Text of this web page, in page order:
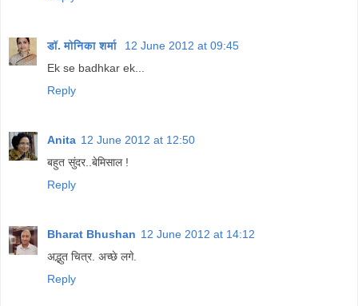
डॉ. मोनिका शर्मा
12 June 2012 at 09:45
Ek se badhkar ek...
Reply
Anita 12 June 2012 at 12:50
बहुत सुंदर..बेमिसाल !
Reply
Bharat Bhushan 12 June 2012 at 14:12
अद्भुत चित्र. अच्छे लगे.
Reply